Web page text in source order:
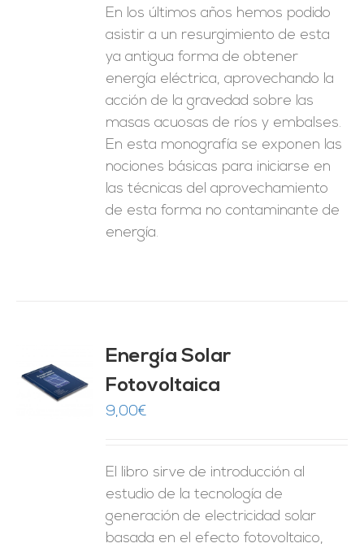
En los últimos años hemos podido
asistir a un resurgimiento de esta
ya antigua forma de obtener
energía eléctrica, aprovechando la
acción de la gravedad sobre las
masas acuosas de ríos y embalses.
En esta monografía se exponen las
nociones básicas para iniciarse en
las técnicas del aprovechamiento
de esta forma no contaminante de
energía.
Energía Solar
Fotovoltaica
9,00€
El libro sirve de introducción al
estudio de la tecnología de
generación de electricidad solar
basada en el efecto fotovoltaico,